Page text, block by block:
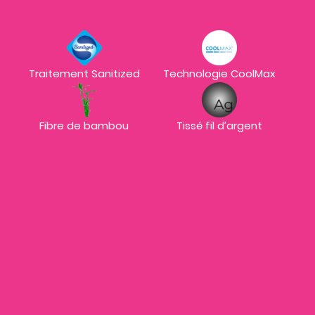
Traitement Sanitized Technologie CoolMax
Fibre de bambou Tissé fil d’argent